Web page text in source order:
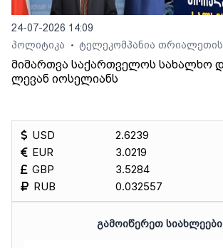
24-07-2026 14:09
პოლიტიკა
• ტელეკომპანია თრიალეთის
მიმართვა საქართველოს სახალხო
ლევან იოსელიანს
USD
EUR
GBP
RUB
2.6239
3.0219
3.5284
0.032557
ᲒᲐᲛᲝᲘᲬᲔᲠᲔᲗ ᲡᲘᲐᲮᲚᲔᲔᲑᲘ